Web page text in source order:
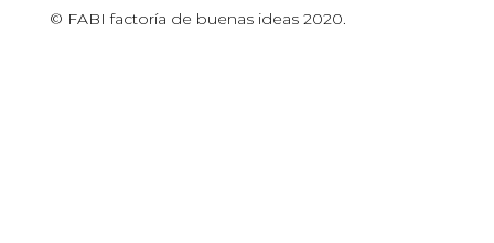
© FABI factoría de buenas ideas 2020.